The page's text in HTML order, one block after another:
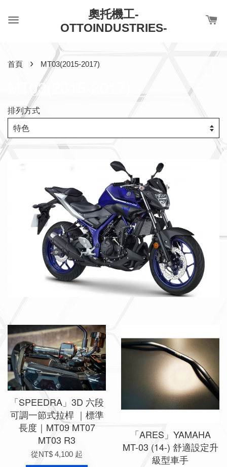
奧托機工-
OTTOINDUSTRIES-
首頁 › MT03(2015-2017)
MT03(2015-2017)
排列方式
「SPEEDRA」3D 六段
可調一節式拉桿 ｜標準
長度｜MT09 MT07
MT03 R3
從NT$ 4,100 起
「ARES」YAMAHA
MT-03 (14-) 舒適設定升
級型車手